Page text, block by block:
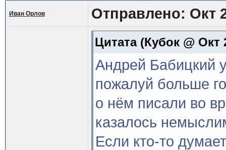
Иван Орлов Отправлено: Окт
Цитата(Кубок @ Окт
Андрей Бабицкий
пожалуй больше
о нём писали во
казалось
Если кто-то